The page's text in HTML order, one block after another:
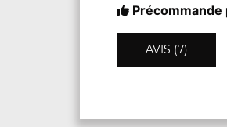
Précommande
AVIS (7)